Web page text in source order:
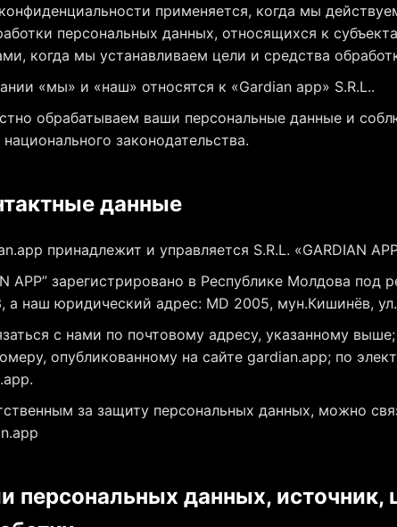
применяется, когда мы
персональных данных, относящихся к
когда мы устанавливаем цели и средства
«мы» и «наш» относятся к «Gardian app» S.R.L..
обрабатываем ваши персональные данные и
законодательства.
данные
принадлежит и управляется S.R.L. «GARDIAN
APP” зарегистрировано в Республике Молдова
а наш юридический адрес: MD 2005, мун.Кишинёв,
с нами по почтовому адресу, указанному
опубликованному на сайте gardian.app; по
.
за защиту персональных данных, можно
персональных данных, источник,